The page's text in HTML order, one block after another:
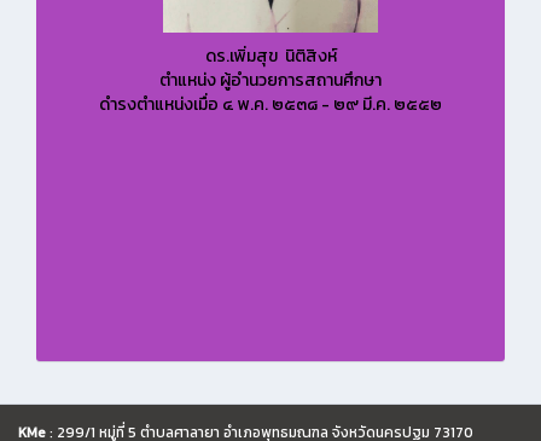
ดร.เพิ่มสุข นิติสิงห์
ตำแหน่ง ผู้อำนวยการสถานศึกษา
ดำรงตำแหน่งเมื่อ ๔ พ.ค. ๒๕๓๘ - ๒๙ มี.ค. ๒๕๕๒
KMe: 299/1 หมู่ที่ 5 ตำบลศาลายา อำเภอพุทธมณฑล จังหวัดนครปฐม 73170